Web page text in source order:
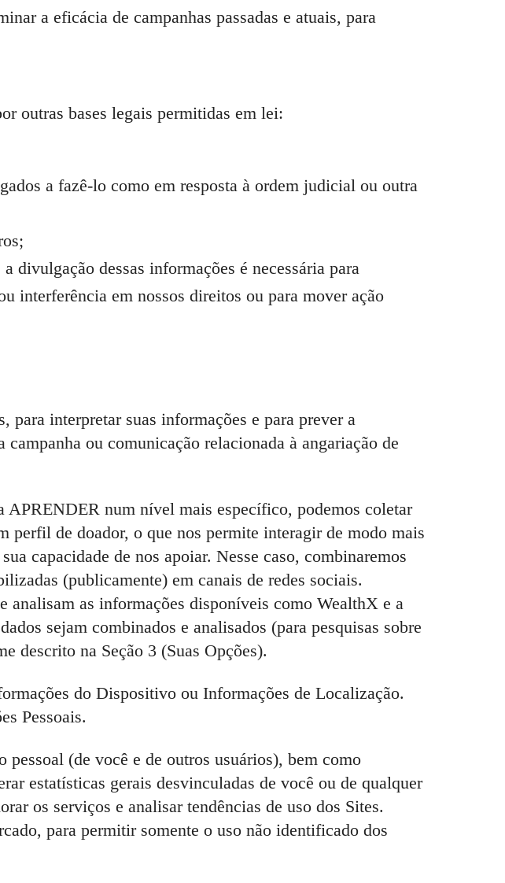
a eficácia de campanhas passadas e atuais, para
outras bases legais permitidas em lei:
a fazê-lo como em resposta à ordem judicial ou outra
divulgação dessas informações é necessária para
interferência em nossos direitos ou para mover ação
para interpretar suas informações e para prever a
ou comunicação relacionada à angariação de
APRENDER num nível mais específico, podemos coletar
de doador, o que nos permite interagir de modo mais
capacidade de nos apoiar. Nesse caso, combinaremos
(publicamente) em canais de redes sociais.
analisam as informações disponíveis como WealthX e a
sejam combinados e analisados (para pesquisas sobre
descrito na Seção 3 (Suas Opções).
do Dispositivo ou Informações de Localização.
Pessoais.
(de você e de outros usuários), bem como
estatísticas gerais desvinculadas de você ou de qualquer
os serviços e analisar tendências de uso dos Sites.
para permitir somente o uso não identificado dos